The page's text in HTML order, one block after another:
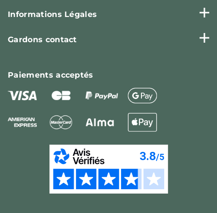
Informations Légales
Gardons contact
Paiementsacceptés